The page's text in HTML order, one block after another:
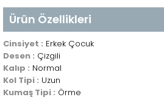
Ürün Özellikleri
Cinsiyet : Erkek Çocuk
Desen : Çizgili
Kalıp : Normal
Kol Tipi : Uzun
Kumaş Tipi : Örme